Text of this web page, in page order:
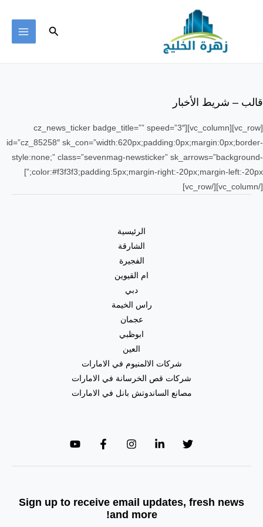
البحث
قالب – شريط الأخبار
[vc_row][vc_column][cz_news_ticker badge_title=”” speed=”3″
id=”cz_85258″ sk_con=”width:620px;padding:0px;margin:0px;border-
style:none;” class=”sevenmag-newsticker” sk_arrows=”background-
color:#f3f3f3;padding:5px;margin-right:-20px;margin-left:-20px;”]
[/vc_column][/vc_row]
الرئيسية
الشارقة
الفجيرة
ام القيوين
دبي
راس الخيمة
عجمان
ابوظبي
العين
شركات الالمنيوم في الامارات
شركات قص الخرسانة في الامارات
مصانع الساندوتش بانل في الامارات
Sign up to receive email updates, fresh news
and more!